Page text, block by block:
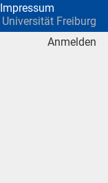
Impressum
Universität Freiburg
Anmelden